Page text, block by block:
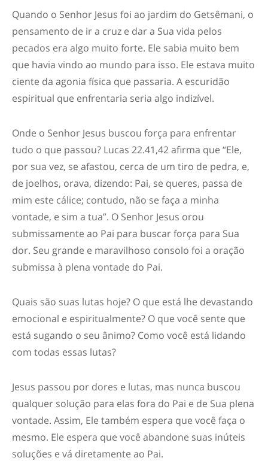
Quando o Senhor Jesus foi ao jardim do Getsêmani, o
pensamento de ir a cruz e dar a Sua vida pelos
pecados era algo muito forte. Ele sabia muito bem
que havia vindo ao mundo para isso. Ele estava muito
ciente da agonia física que passaria. A escuridão
espiritual que enfrentaria seria algo indizível.
Onde o Senhor Jesus buscou força para enfrentar
tudo o que passou? Lucas 22.41,42 afirma que “Ele,
por sua vez, se afastou, cerca de um tiro de pedra, e,
de joelhos, orava, dizendo: Pai, se queres, passa de
mim este cálice; contudo, não se faça a minha
vontade, e sim a tua”. O Senhor Jesus orou
submissamente ao Pai para buscar força para Sua
dor. Seu grande e maravilhoso consolo foi a oração
submissa à plena vontade do Pai.
Quais são suas lutas hoje? O que está lhe devastando
emocional e espiritualmente? O que você sente que
está sugando o seu ânimo? Como você está lidando
com todas essas lutas?
Jesus passou por dores e lutas, mas nunca buscou
qualquer solução para elas fora do Pai e de Sua plena
vontade. Assim, Ele também espera que você faça o
mesmo. Ele espera que você abandone suas inúteis
soluções e vá diretamente ao Pai.